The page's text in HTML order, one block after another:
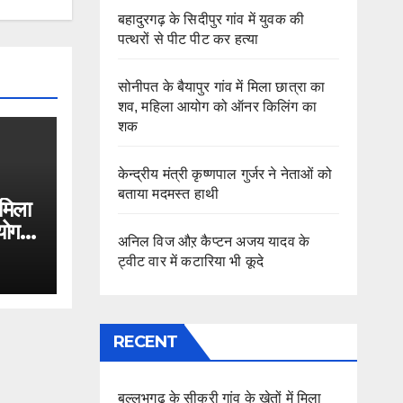
बहादुरगढ़ के सिदीपुर गांव में युवक की
पत्थरों से पीट पीट कर हत्या
सोनीपत के बैयापुर गांव में मिला छात्रा का
शव, महिला आयोग को ऑनर किलिंग का
शक
केन्द्रीय मंत्री कृष्णपाल गुर्जर ने नेताओं को
बताया मदमस्त हाथी
अनिल विज औऱ कैप्टन अजय यादव के
ट्वीट वार में कटारिया भी कूदे
RECENT
बल्लभगढ़ के सीकरी गांव के खेतों में मिला